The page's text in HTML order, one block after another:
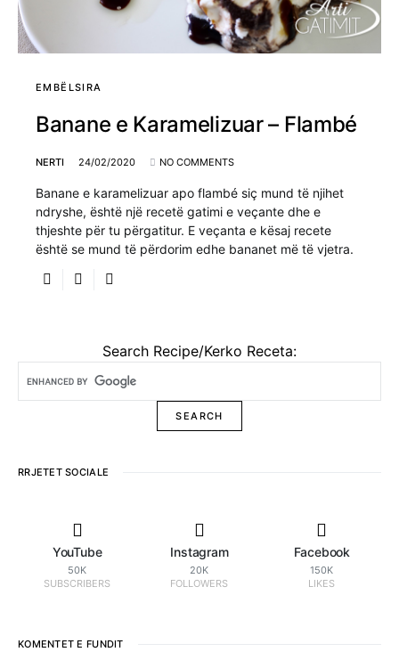
EMBËLSIRA
Banane e Karamelizuar – Flambé
NERTI 24/02/2020 NO COMMENTS
Banane e karamelizuar apo flambé siç mund të njihet
ndryshe, është një recetë gatimi e veçante dhe e
thjeshte për tu përgatitur. E veçanta e kësaj recete
është se mund të përdorim edhe bananet më të vjetra.
Search Recipe/Kerko Receta:
RRJETET SOCIALE
YouTube
50K
SUBSCRIBERS
Instagram
20K
FOLLOWERS
Facebook
150K
LIKES
KOMENTET E FUNDIT